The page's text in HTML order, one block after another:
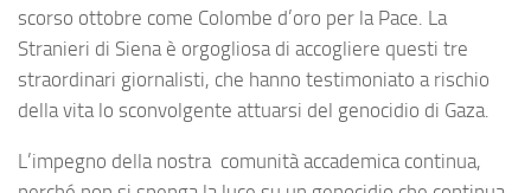
scorso ottobre come Colombe d’oro per la Pace. La
Stranieri di Siena è orgogliosa di accogliere questi tre
straordinari giornalisti, che hanno testimoniato a rischio
della vita lo sconvolgente attuarsi del genocidio di Gaza.
L’impegno della nostra comunità accademica continua,